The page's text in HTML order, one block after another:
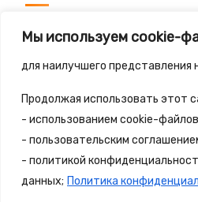
Мы используем cookie-
для наилучшего представления
Продолжая использовать этот
- использованием cookie-
- пользовательским
- политикой
данных; Политика
© 2025 - 2spalnika.ru